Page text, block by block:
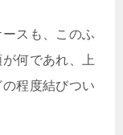
スも、このふ
何であれ、上
程度結びつい